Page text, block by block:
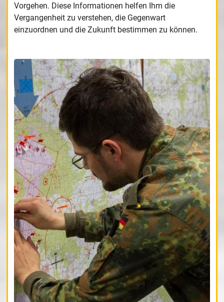
Vorgehen. Diese Informationen helfen Ihm die
Vergangenheit zu verstehen, die Gegenwart
einzuordnen und die Zukunft bestimmen zu können.